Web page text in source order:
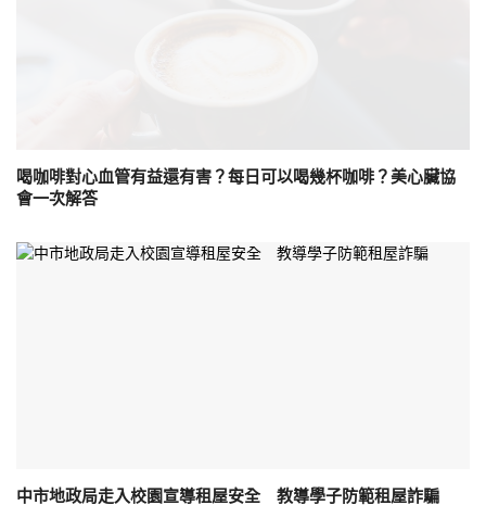
喝咖啡對心血管有益還有害？每日可以喝幾杯咖啡？美心臟協
會一次解答
中市地政局走入校園宣導租屋安全 教導學子防範租屋詐騙